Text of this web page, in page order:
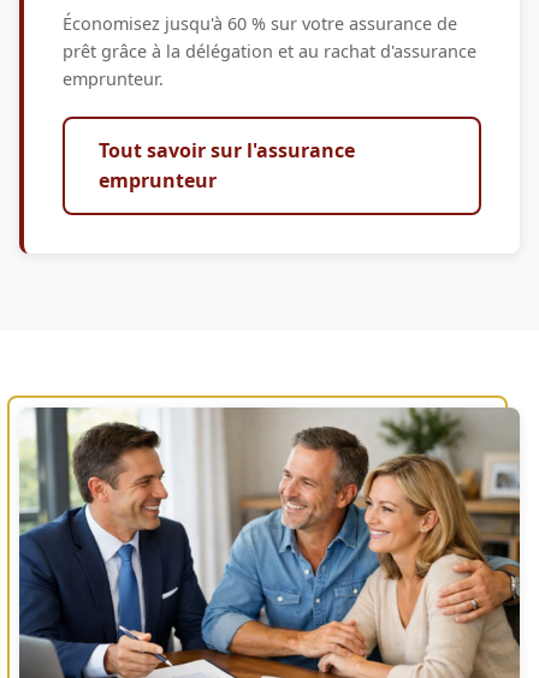
Économisez jusqu'à 60 % sur votre assurance de
prêt grâce à la délégation et au rachat d'assurance
emprunteur.
Tout savoir sur l'assurance
emprunteur